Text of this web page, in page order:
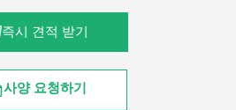
즉시 견적 받기
사양 요청하기